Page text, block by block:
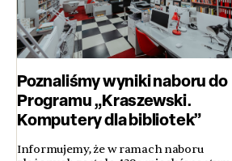
Poznaliśmy wyniki naboru do
Programu „Kraszewski.
Komputery dla bibliotek”
Informujemy, że w ramach naboru